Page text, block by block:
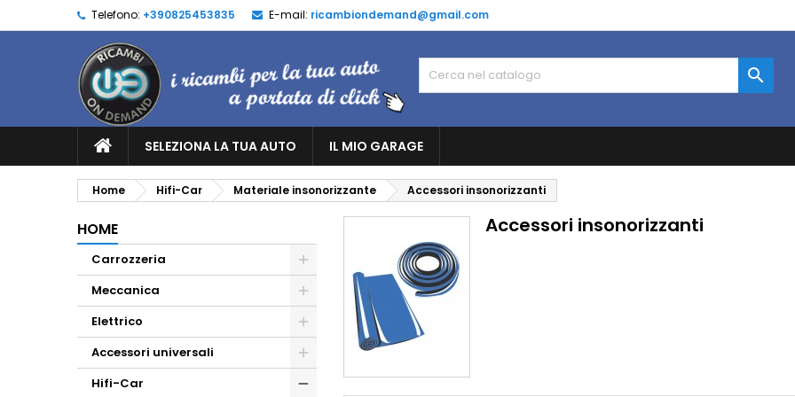
Telefono: +390825453835 E-mail: ricambiondemand@gmail.com

SELEZIONA LA TUA AUTO IL MIO GARAGE
Home Hifi-Car Materiale insonorizzante Accessori insonorizzanti
HOME
Carrozzeria
Meccanica
Elettrico
Accessori universali
Hifi-Car
Accessori insonorizzanti